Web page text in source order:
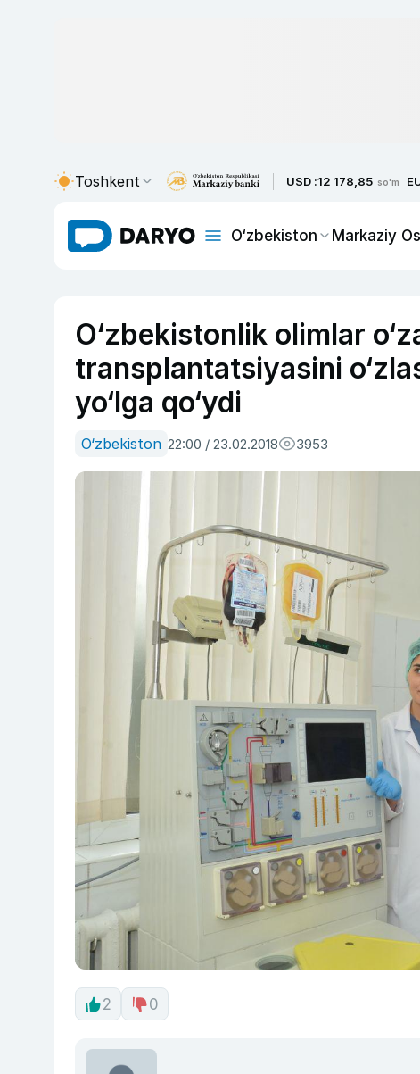
Toshkent USD :12 178,85 so'm
O‘zbekiston Markaziy
O‘zbekistonlik olimlar
transplantatsiyasini
yo‘lga qo‘ydi
O‘zbekiston 22:00 / 23.02.2018 3953
2 0